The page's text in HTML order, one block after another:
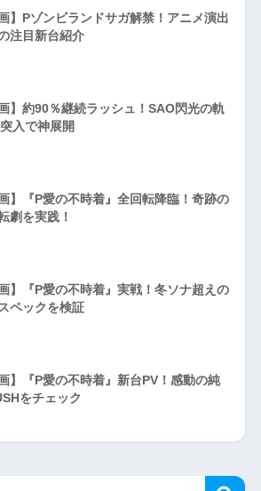
画】Pゾンビランドサガ解禁！アニメ演出
注目新台紹介
画】約90％継続ラッシュ！SAO閃光の軌
入で神展開
画】『P愛の不時着』全回転降臨！奇跡の
劇を実践！
画】『P愛の不時着』実戦！冬ソナ超えの
ペックを検証
画】『P愛の不時着』新台PV！感動の純
をチェック